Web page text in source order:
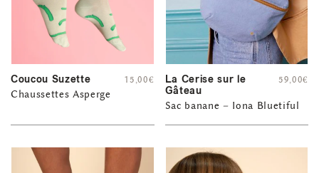
Coucou Suzette
Chaussettes Asperge
15,00€
La Cerise sur le
Gâteau
Sac banane – Iona Bluetiful
59,00€